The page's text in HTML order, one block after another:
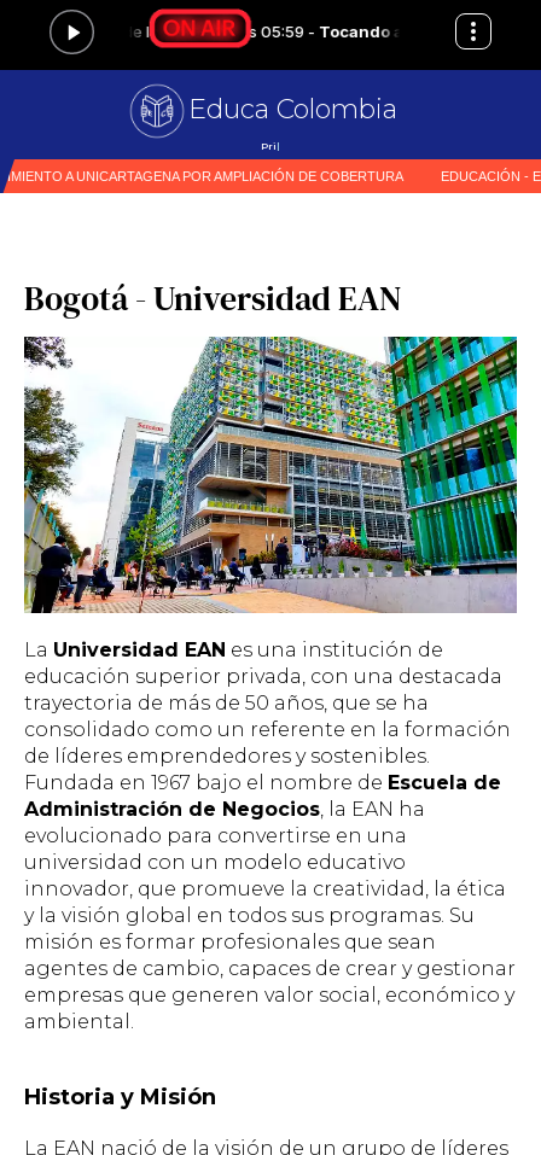
Educa Colombia
Primer medio espe
Bogotá - Universidad EAN
La Universidad EAN es una institución de
educación superior privada, con una destacada
trayectoria de más de 50 años, que se ha
consolidado como un referente en la formación
de líderes emprendedores y sostenibles.
Fundada en 1967 bajo el nombre de Escuela de
Administración de Negocios, la EAN ha
evolucionado para convertirse en una
universidad con un modelo educativo
innovador, que promueve la creatividad, la ética
y la visión global en todos sus programas. Su
misión es formar profesionales que sean
agentes de cambio, capaces de crear y gestionar
empresas que generen valor social, económico y
ambiental.
Historia y Misión
La EAN nació de la visión de un grupo de líderes